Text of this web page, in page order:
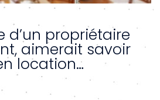
d’un propriétaire
aimerait savoir
location…